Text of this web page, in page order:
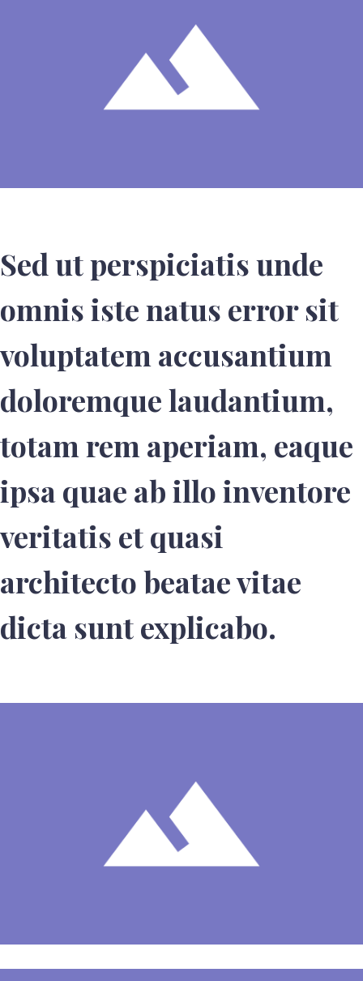
Sed ut perspiciatis unde
omnis iste natus error sit
voluptatem accusantium
doloremque laudantium,
totam rem aperiam, eaque
ipsa quae ab illo inventore
veritatis et quasi
architecto beatae vitae
dicta sunt explicabo.